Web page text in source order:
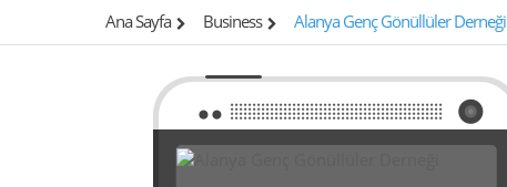
Ana Sayfa Business Alanya Genç Gönüllüler Derneği